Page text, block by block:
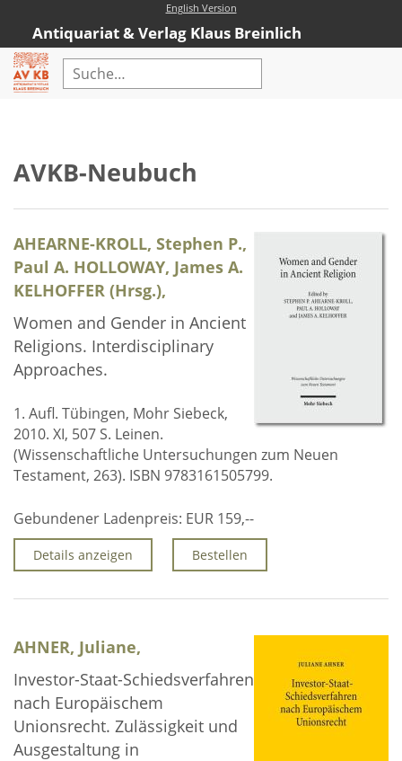
English Version
Antiquariat & Verlag Klaus Breinlich
Antiquariat
Kataloge
Neubücher
AVKB-Edition
AVKB-Edition Downloads
Buchempfehlungen
Über uns
Aktuelles
Buchbinderei und Restauration
Glossar und Bibliographien
Warenkorb
Kontakt
Newsletter
AVKB-Neubuch
AHEARNE-KROLL, Stephen P.,
Paul A. HOLLOWAY, James A.
KELHOFFER (Hrsg.),
Women and Gender in Ancient
Religions. Interdisciplinary
Approaches.
1. Aufl. Tübingen, Mohr Siebeck,
2010. XI, 507 S. Leinen.
(Wissenschaftliche Untersuchungen zum Neuen
Testament, 263). ISBN 9783161505799.
Gebundener Ladenpreis: EUR 159,--
Details anzeigen Bestellen
AHNER, Juliane,
Investor-Staat-Schiedsverfahren
nach Europäischem
Unionsrecht. Zulässigkeit und
Ausgestaltung in